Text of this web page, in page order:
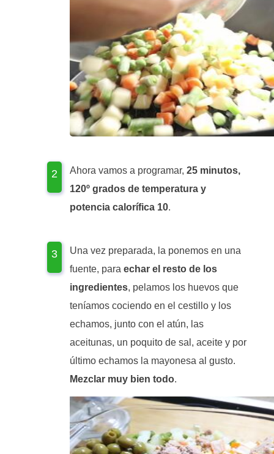
Ahora vamos a programar, 25 minutos,
120º grados de temperatura y
potencia calorífica 10.
Una vez preparada, la ponemos en una
fuente, para echar el resto de los
ingredientes, pelamos los huevos que
teníamos cociendo en el cestillo y los
echamos, junto con el atún, las
aceitunas, un poquito de sal, aceite y por
último echamos la mayonesa al gusto.
Mezclar muy bien todo.